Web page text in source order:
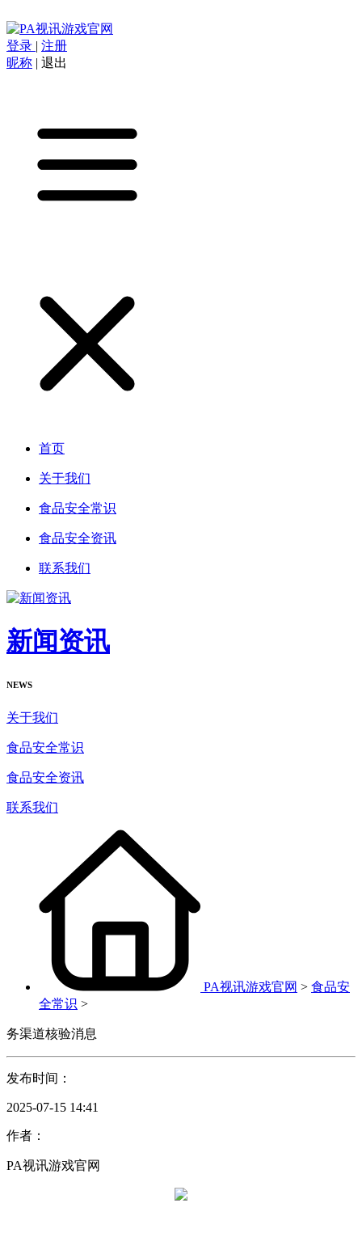
登录 | 注册
昵称 | 退出
首页
关于我们
食品安全常识
食品安全资讯
联系我们
新闻资讯
NEWS
关于我们
食品安全常识
食品安全资讯
联系我们
PA视讯游戏官网 > 食品安
全常识 >
务渠道核验消息
发布时间：
2025-07-15 14:41
作者：
PA视讯游戏官网